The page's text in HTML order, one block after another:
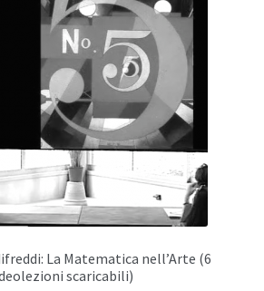
La Matematica nell’Arte (6
scaricabili)